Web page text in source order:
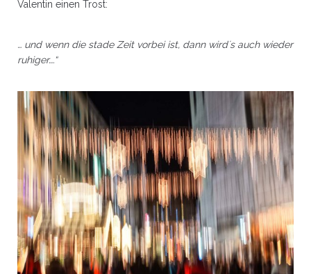
Valentin einen Trost:
… und wenn die stade Zeit vorbei ist, dann wird´s auch wieder
ruhiger….“